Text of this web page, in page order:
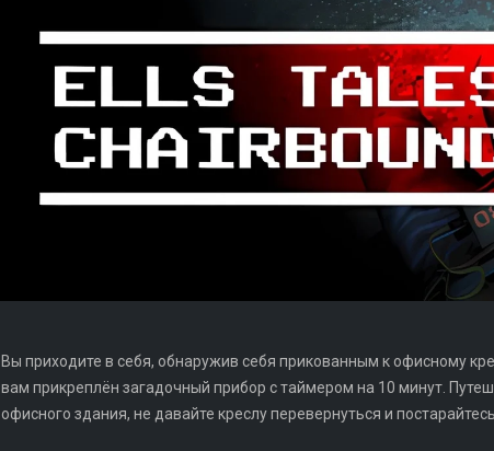
Вы приходите в себя, обнаружив себя прикованным к офисному
вам прикреплён загадочный прибор с таймером на 10 минут.
офисного здания, не давайте креслу перевернуться и